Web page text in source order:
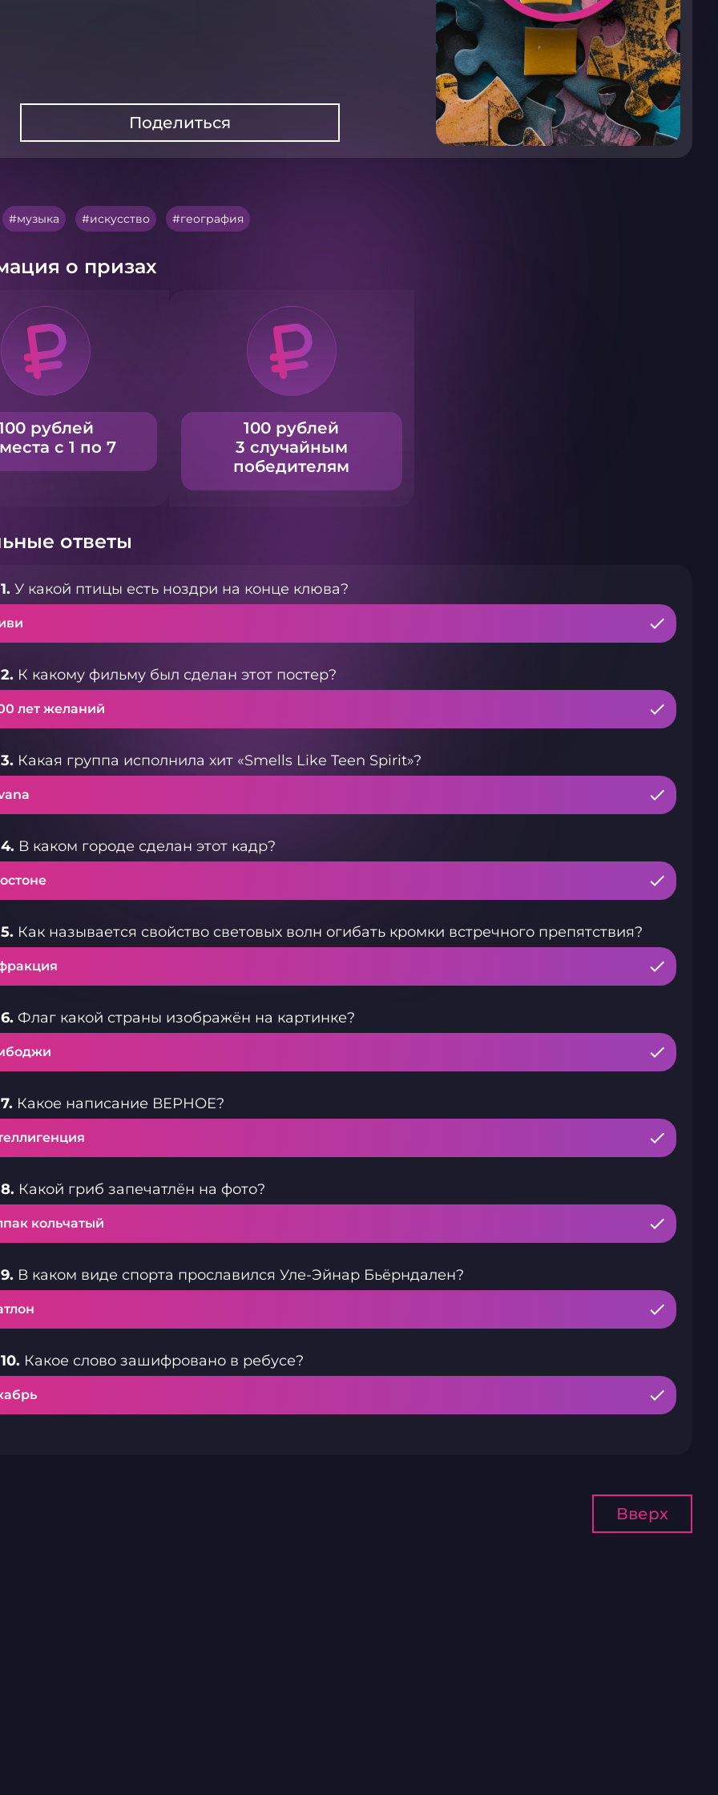
Поделиться
музыка искусство география
о призах
рублей
с 1 по 7
100 рублей
3 случайным
победителям
ответы
У какой птицы есть ноздри на конце клюва?
К какому фильму был сделан этот постер?
лет желаний
Какая группа исполнила хит «Smells Like Teen Spirit»?
В каком городе сделан этот кадр?
Как называется свойство световых волн огибать кромки встречного препятствия?
Флаг какой страны изображён на картинке?
Какое написание ВЕРНОЕ?
Какой гриб запечатлён на фото?
кольчатый
В каком виде спорта прославился Уле-Эйнар Бьёрндален?
Какое слово зашифровано в ребусе?
Вверх